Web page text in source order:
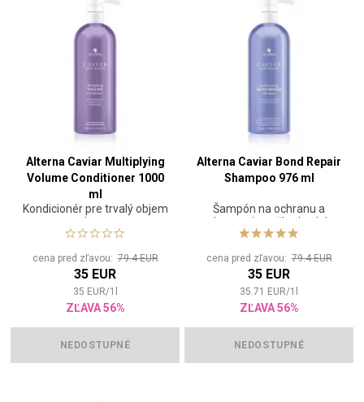
Alterna Caviar Multiplying
Volume Conditioner 1000
ml
Kondicionér pre trvalý objem
vlasov
cena pred zľavou:79.4 EUR
35 EUR
35 EUR/1
ZĽAVA 56%
NEDOSTUPNÉ
Alterna Caviar Bond Repair
Shampoo 976 ml
Šampón na ochranu a
obnovenie poškodených
vlasov
cena pred zľavou:79.4 EUR
35 EUR
35.71 EUR/1
ZĽAVA 56%
NEDOSTUPNÉ